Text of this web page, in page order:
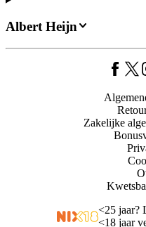
Albert Heijn
Zakelijke
<25 jaar?
<18 jaar